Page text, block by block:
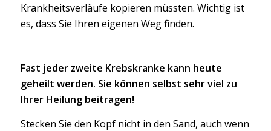
Krankheitsverläufe kopieren müssten. Wichtig ist
es, dass Sie Ihren eigenen Weg finden.
Fast jeder zweite Krebskranke kann heute
geheilt werden. Sie können selbst sehr viel zu
Ihrer Heilung beitragen!
Stecken Sie den Kopf nicht in den Sand, auch wenn